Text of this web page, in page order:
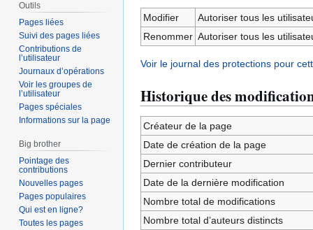
Modifier
Autoriser tous les
Renommer Autoriser tous les
Voir le journal des protections pour
Historique des
Créateur de la page
Date de création de la page
Dernier contributeur
Date de la dernière modification
Nombre total de modifications
Nombre total d’auteurs distincts
Outils
Pages liées
Suivi des pages liées
Contributions de
l’utilisateur
Journaux d’opérations
Voir les groupes de
l’utilisateur
Pages spéciales
Informations sur la page
Big brother
Pointage des
contributions
Nouvelles pages
Pages populaires
Qui est en ligne?
Toutes les pages